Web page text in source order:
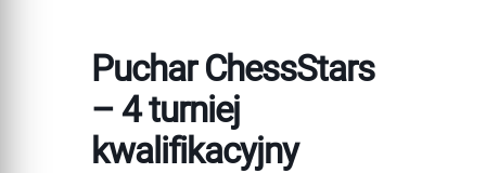
Puchar ChessStars
– 4 turniej
kwalifikacyjny